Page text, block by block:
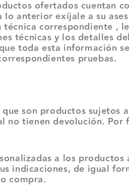
ofertados cuentan
anterior exíjale a su
correspondiente ,
técnicas y los detalles
toda esta información
pruebas.
son productos
no tienen devolución.
a los
indicaciones, de igual
compra.